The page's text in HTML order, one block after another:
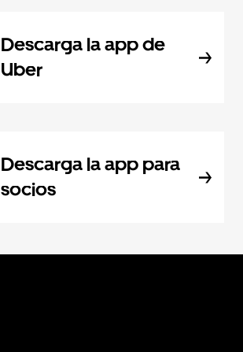
Descarga la app de
Uber
Descarga la app para
socios